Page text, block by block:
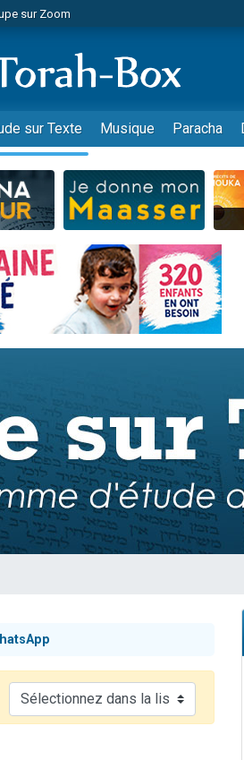
sur Zoom
WhatsApp
WhatsApp
Reloger Rivka, 6 enfants, victime de
1 Journée de Vacances Pour les Enfants
WhatsApp
sur Zoom
WhatsApp
WhatsApp
pour Sauvez la jambe de Yohan
sur Zoom
Music
bénédiction
sur Texte Musique Paracha